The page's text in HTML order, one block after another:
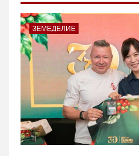
ЗЕМЕДЕЛИЕ